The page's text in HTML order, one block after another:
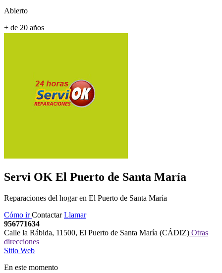
Abierto
+ de 20 años
Servi OK El Puerto de Santa María
Reparaciones del hogar en El Puerto de Santa María
Cómo irContactarLlamar
956771634
Calle la Rábida, 11500, El Puerto de Santa María (CÁDIZ) Otras
direcciones
Sitio Web
En este momento